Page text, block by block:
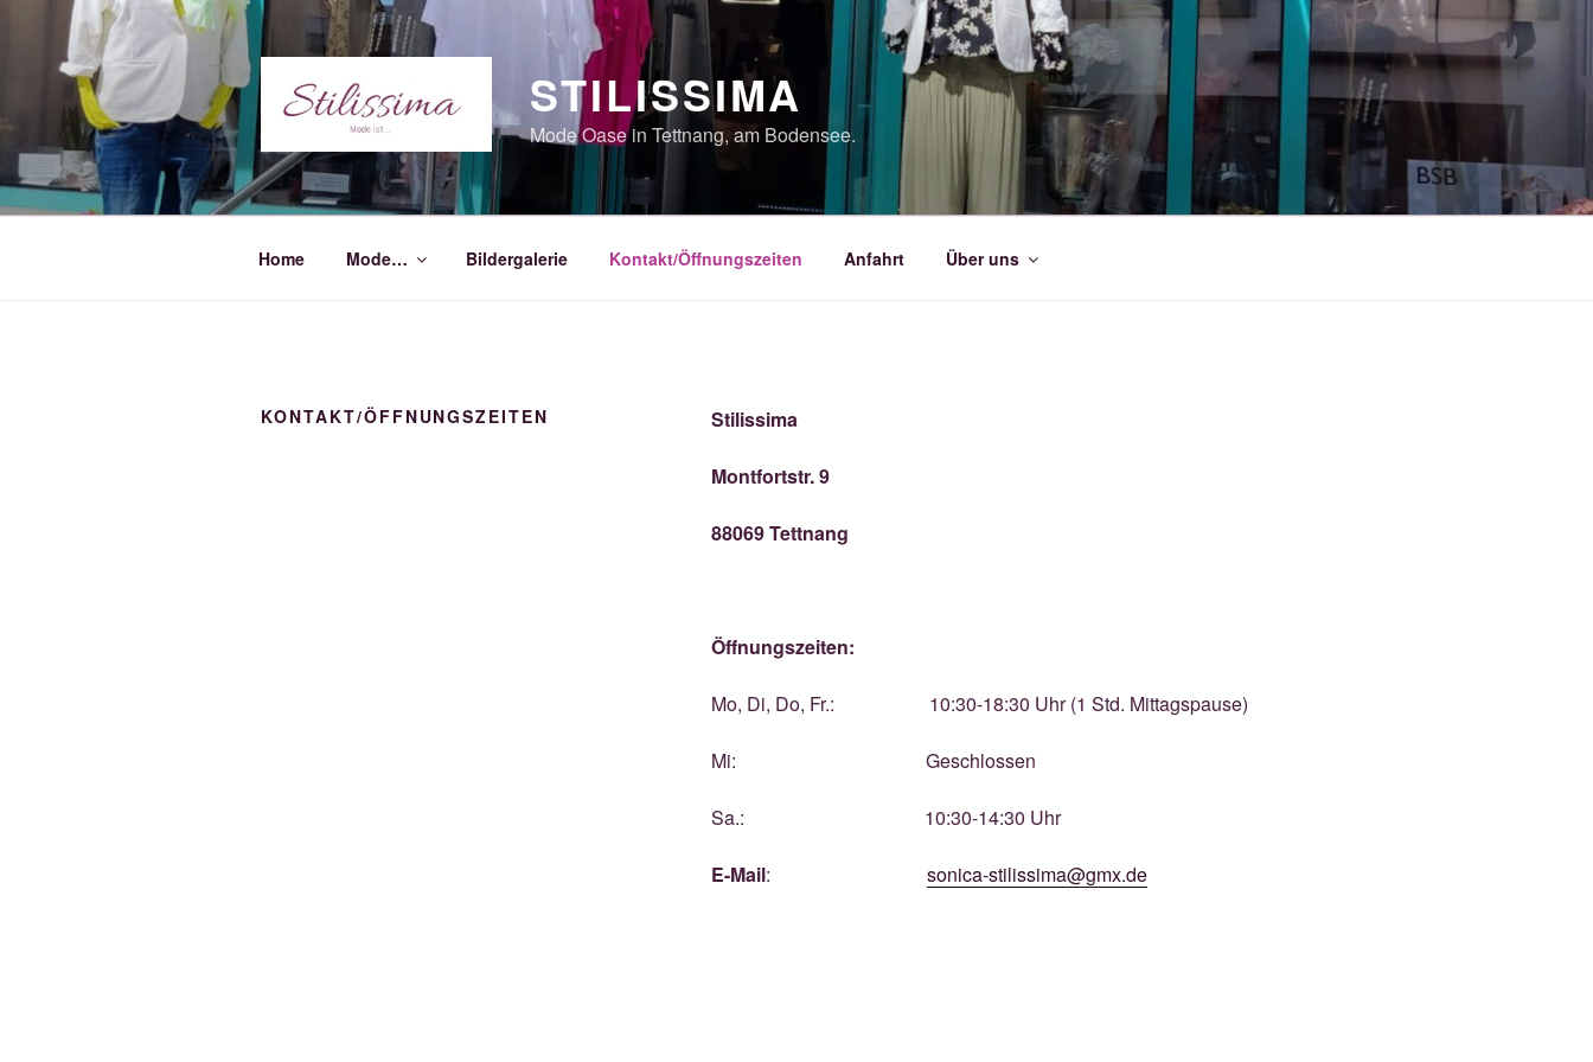
springen
STILISSIMA
Mode Oase in Tettnang, am Bodensee.
Home Mode… Bildergalerie Kontakt/Öffnungszeiten Anfahrt Über uns
KONTAKT/ÖFFNUNGSZEITEN Stilissima
Montfortstr. 9
88069 Tettnang
Öffnungszeiten:
Mo, Di, Do, Fr.: 10:30-18:30 Uhr (1 Std. Mittagspause)
Mi: Geschlossen
Sa.: 10:30-14:30 Uhr
E-Mail: sonica-stilissima@gmx.de